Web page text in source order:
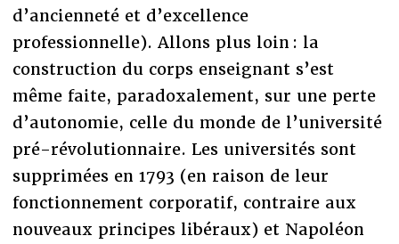
d’ancienneté et d’excellence
professionnelle). Allons plus loin : la
construction du corps enseignant s’est
même faite, paradoxalement, sur une perte
d’autonomie, celle du monde de l’université
pré-révolutionnaire. Les universités sont
supprimées en 1793 (en raison de leur
fonctionnement corporatif, contraire aux
nouveaux principes libéraux) et Napoléon